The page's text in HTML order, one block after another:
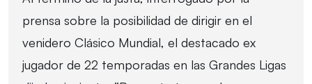
prensa sobre la posibilidad de dirigir en el
venidero Clásico Mundial, el destacado ex
jugador de 22 temporadas en las Grandes Ligas